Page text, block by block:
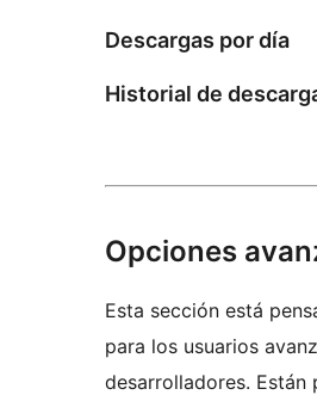
Descargas por día
Historial de
Opciones
Esta sección está
para los usuarios
desarrolladores. Están